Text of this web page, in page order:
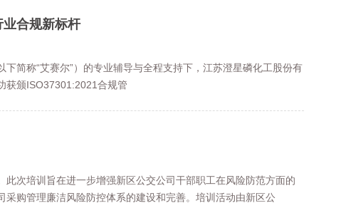
合规新标杆
简称“艾赛尔”）的专业辅导与全程支持下，江苏澄星磷化工股份有
获颁ISO37301:2021合规管
次培训旨在进一步增强新区公交公司干部职工在风险防范方面的
购管理廉洁风险防控体系的建设和完善。培训活动由新区公